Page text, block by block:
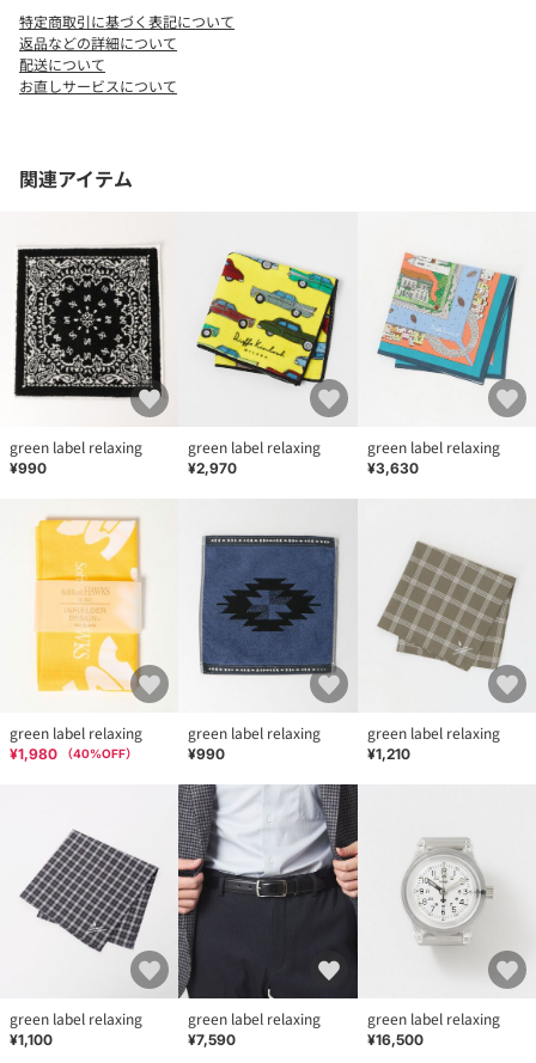
ご了承ください。
※商品の色味の目安は、商品単体の画像をご参照ください。
店舗へお問い合わせの際は、全国のgreen label relaxing各店舗ま
特定商取引に基づく表記について
返品などの詳細について
配送について
お直しサービスについて
関連アイテム
green label relaxing
¥990
green label relaxing
¥2,970
green label relaxing
¥3,630
green label relaxing
¥1,980 （40%OFF）
green label relaxing
¥990
green label relaxing
¥1,210
green label relaxing
¥1,100
green label relaxing
¥7,590
green label relaxing
¥16,500